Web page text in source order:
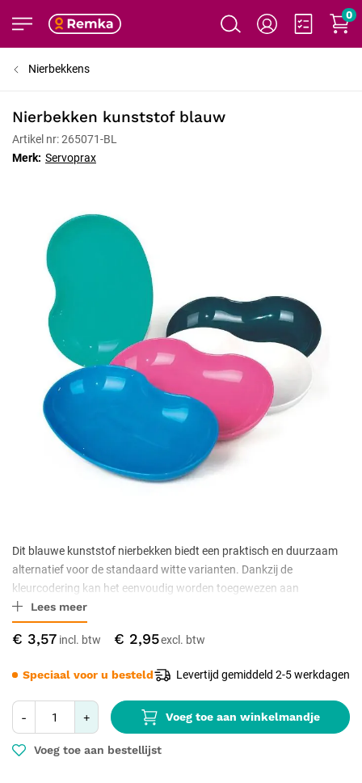
0
Nierbekkens
Nierbekken kunststof blauw
Artikel nr: 265071-BL
Merk: Servoprax
€ 3,57 € 2,95
- + Voeg toe aan winkelmandje
Voeg toe aan bestellijst
Speciaal voor u besteld Levertijd gemiddeld 2-5 werkdagen
Dit blauwe kunststof nierbekken biedt een praktisch en duurzaam
alternatief voor de standaard witte varianten. Dankzij de
kleurcodering kan het eenvoudig worden toegewezen aan
specifieke afdelingen of toepassingen in een medische omgeving.
Het is gemaakt van stevig, waterbestendig kunststof en is
autoclavable tot 121 °C. De afmetingen zijn ca. 235 x 140 x 30 mm,
Lees meer